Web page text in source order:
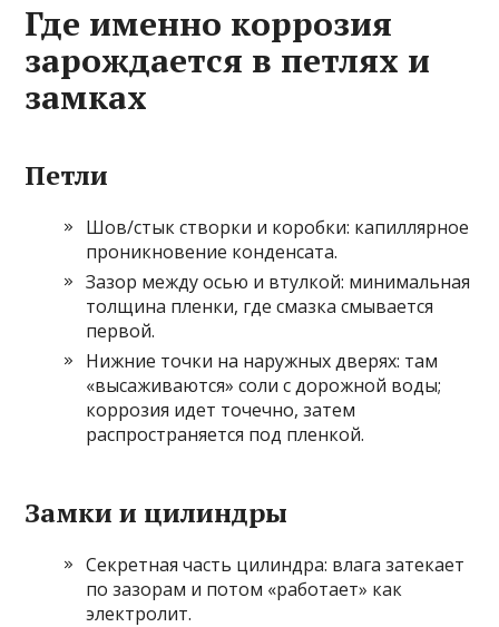
Где именно коррозия
зарождается в петлях и
замках
Петли
Шов/стык створки и коробки: капиллярное
проникновение конденсата.
Зазор между осью и втулкой: минимальная
толщина пленки, где смазка смывается
первой.
Нижние точки на наружных дверях: там
«высаживаются» соли с дорожной воды;
коррозия идет точечно, затем
распространяется под пленкой.
Замки и цилиндры
Секретная часть цилиндра: влага затекает
по зазорам и потом «работает» как
электролит.